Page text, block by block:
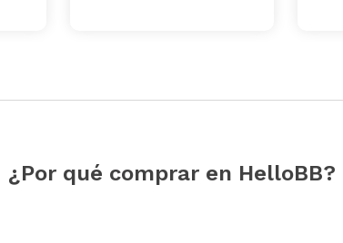
¿Por qué comprar en HelloBB?